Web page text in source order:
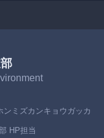
ミズカンキョウガッカ
HP担当